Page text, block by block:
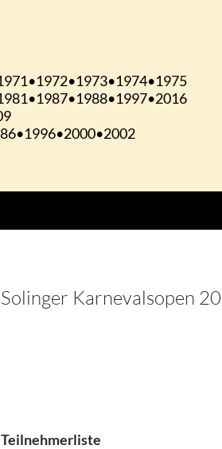
Solinger Karnevalsopen
Teilnehmerliste